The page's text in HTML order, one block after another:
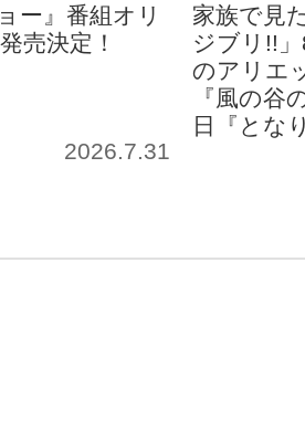
ー』番組オリ
売決定！
2026.7.31
家族で見
ジブリ!!
のアリエ
『風の谷
日『とな